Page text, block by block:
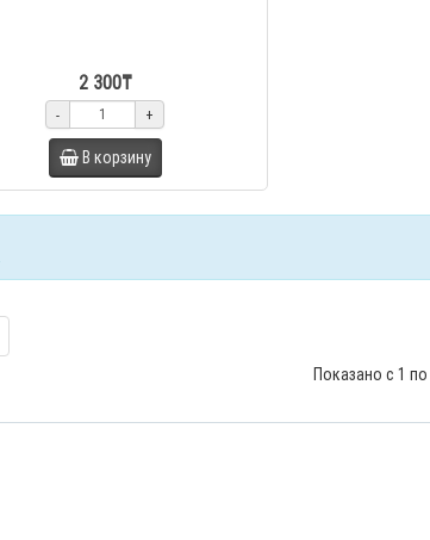
2 300₸
- +
В корзину
Показано с 1 по